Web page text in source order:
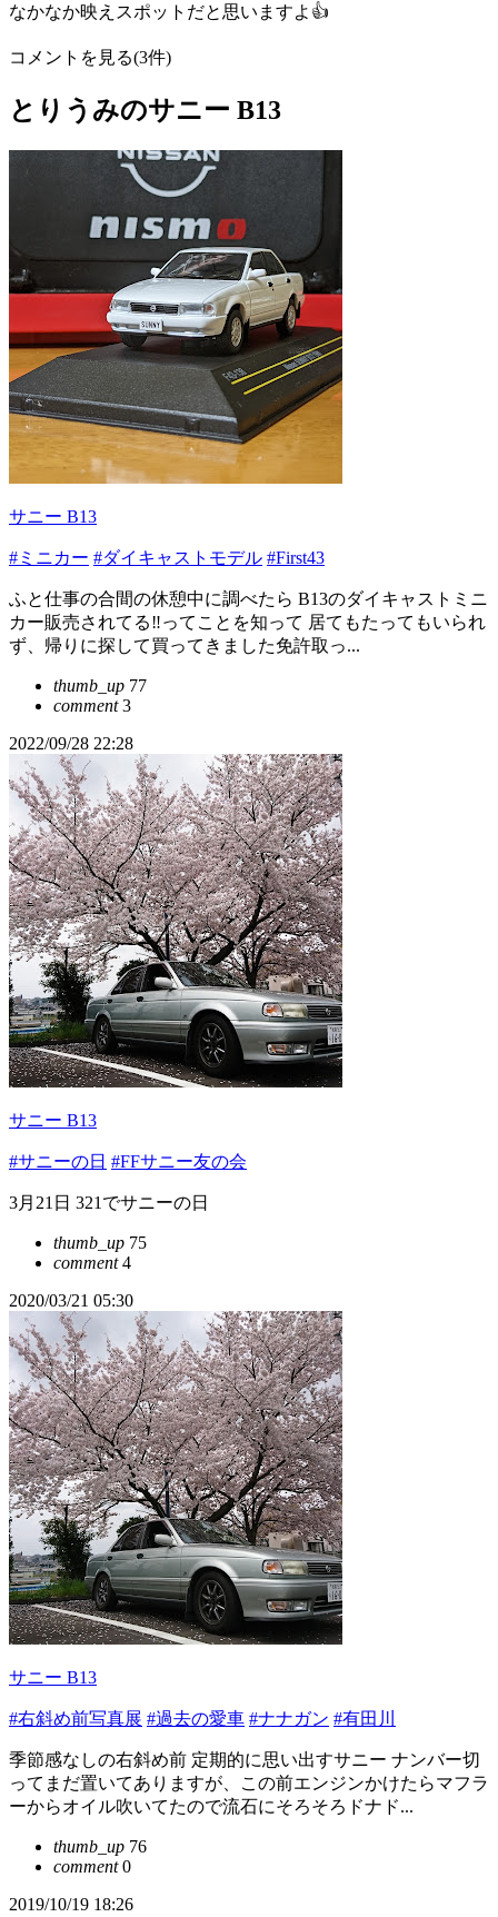
なかなか映えスポットだと思いますよ👍
コメントを見る(3件)
とりうみのサニー B13
サニー B13
#ミニカー #ダイキャストモデル #First43
ふと仕事の合間の休憩中に調べたら B13のダイキャストミニ
カー販売されてる‼️ってことを知って 居てもたってもいられ
ず、帰りに探して買ってきました免許取っ...
thumb_up 77
comment3
2022/09/28 22:28
サニー B13
#サニーの日 #FFサニー友の会
3月21日 321でサニーの日
thumb_up 75
comment4
2020/03/21 05:30
サニー B13
#右斜め前写真展 #過去の愛車 #ナナガン #有田川
季節感なしの右斜め前 定期的に思い出すサニー ナンバー切
ってまだ置いてありますが、この前エンジンかけたらマフラ
ーからオイル吹いてたので流石にそろそろドナド...
thumb_up 76
comment0
2019/10/19 18:26